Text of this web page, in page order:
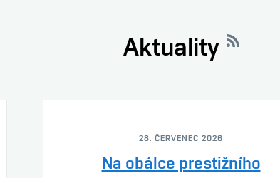
Aktuality
28. ČERVENEC 2026
Na obálce prestižního